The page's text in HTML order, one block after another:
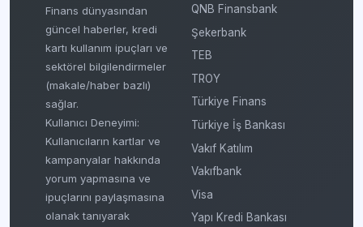
Finans dünyasından
güncel haberler, kredi
kartı kullanım ipuçları ve
sektörel bilgilendirmeler
(makale/haber bazlı)
sağlar.
Kullanıcı Deneyimi:
Kullanıcıların kartlar ve
kampanyalar hakkında
yorum yapmasına ve
ipuçlarını paylaşmasına
olanak tanıyarak
QNB Finansbank
Şekerbank
TEB
TROY
Türkiye Finans
Türkiye İş Bankası
Vakıf Katılım
Vakıfbank
Visa
Yapı Kredi Bankası